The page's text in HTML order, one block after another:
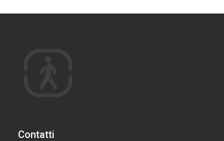
Contatti